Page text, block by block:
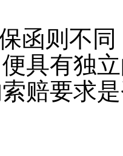
则不同
具有独
赔要求